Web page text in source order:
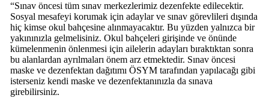
“Sınav öncesi tüm sınav merkezlerimiz dezenfekte edilecektir.
Sosyal mesafeyi korumak için adaylar ve sınav görevlileri dışında
hiç kimse okul bahçesine alınmayacaktır. Bu yüzden yalnızca bir
yakınınızla gelmelisiniz. Okul bahçeleri girişinde ve önünde
kümelenmenin önlenmesi için ailelerin adayları bıraktıktan sonra
bu alanlardan ayrılmaları önem arz etmektedir. Sınav öncesi
maske ve dezenfektan dağıtımı ÖSYM tarafından yapılacağı gibi
isterseniz kendi maske ve dezenfektanınızla da sınava
girebilirsiniz.